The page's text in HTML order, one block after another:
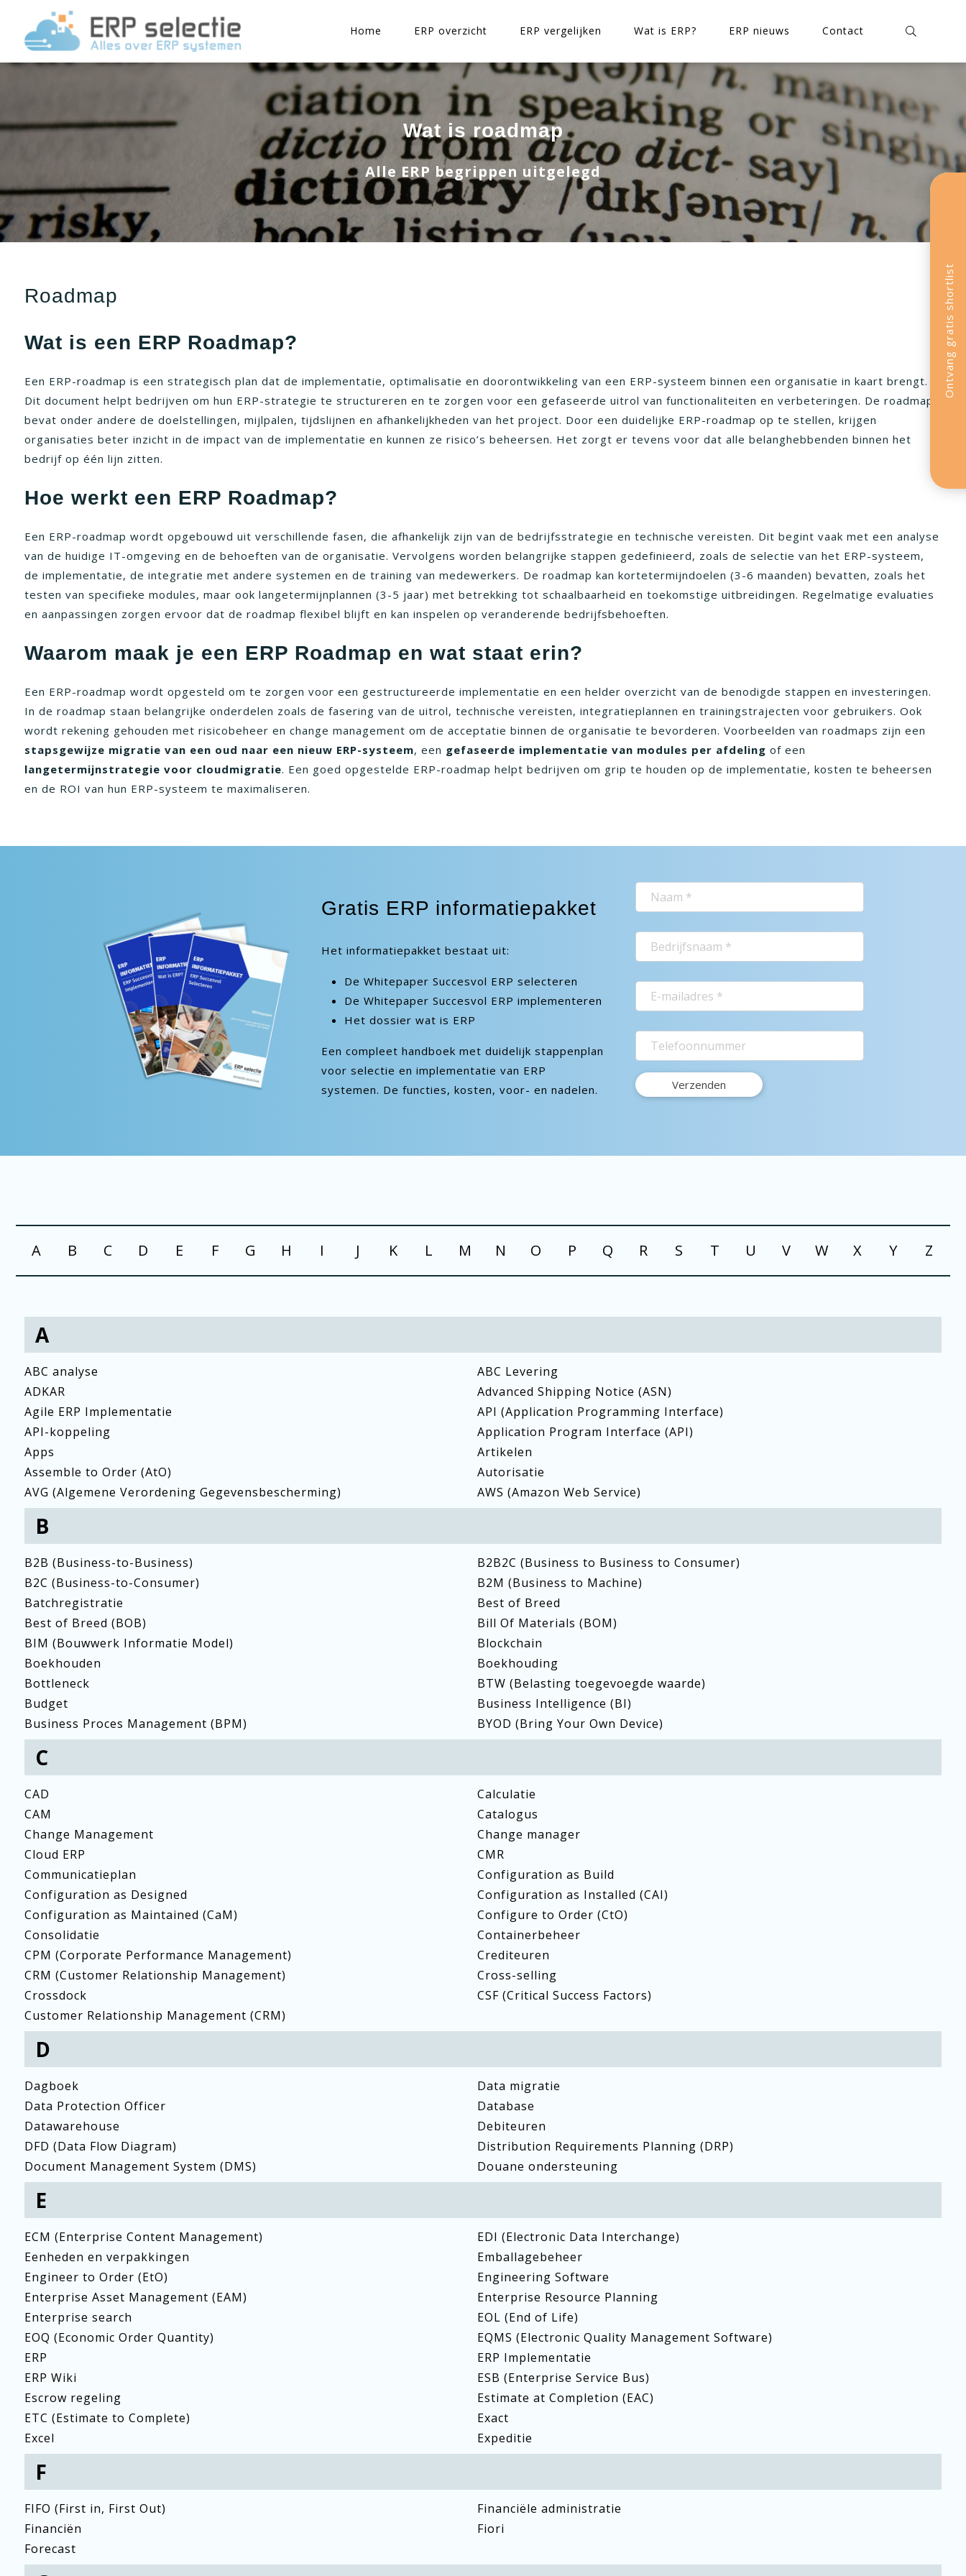
Home ERP overzicht ERP vergelijken Wat is ERP? ERP nieuws Contact
Ontvang gratis shortlist
Wat is roadmap
Alle ERP begrippen uitgelegd
Roadmap
Wat is een ERP Roadmap?
Een ERP-roadmap is een strategisch plan dat de implementatie, optimalisatie en doorontwikkeling van een ERP-systeem binnen een organisatie in kaart brengt.
Dit document helpt bedrijven om hun ERP-strategie te structureren en te zorgen voor een gefaseerde uitrol van functionaliteiten en verbeteringen. De roadmap
bevat onder andere de doelstellingen, mijlpalen, tijdslijnen en afhankelijkheden van het project. Door een duidelijke ERP-roadmap op te stellen, krijgen
organisaties beter inzicht in de impact van de implementatie en kunnen ze risico’s beheersen. Het zorgt er tevens voor dat alle belanghebbenden binnen het
bedrijf op één lijn zitten.
Hoe werkt een ERP Roadmap?
Een ERP-roadmap wordt opgebouwd uit verschillende fasen, die afhankelijk zijn van de bedrijfsstrategie en technische vereisten. Dit begint vaak met een analyse
van de huidige IT-omgeving en de behoeften van de organisatie. Vervolgens worden belangrijke stappen gedefinieerd, zoals de selectie van het ERP-systeem,
de implementatie, de integratie met andere systemen en de training van medewerkers. De roadmap kan kortetermijndoelen (3-6 maanden) bevatten, zoals het
testen van specifieke modules, maar ook langetermijnplannen (3-5 jaar) met betrekking tot schaalbaarheid en toekomstige uitbreidingen. Regelmatige evaluaties
en aanpassingen zorgen ervoor dat de roadmap flexibel blijft en kan inspelen op veranderende bedrijfsbehoeften.
Waarom maak je een ERP Roadmap en wat staat erin?
Een ERP-roadmap wordt opgesteld om te zorgen voor een gestructureerde implementatie en een helder overzicht van de benodigde stappen en investeringen.
In de roadmap staan belangrijke onderdelen zoals de fasering van de uitrol, technische vereisten, integratieplannen en trainingstrajecten voor gebruikers. Ook
wordt rekening gehouden met risicobeheer en change management om de acceptatie binnen de organisatie te bevorderen. Voorbeelden van roadmaps zijn een
stapsgewijze migratie van een oud naar een nieuw ERP-systeem, een gefaseerde implementatie van modules per afdeling of een
langetermijnstrategie voor cloudmigratie. Een goed opgestelde ERP-roadmap helpt bedrijven om grip te houden op de implementatie, kosten te beheersen
en de ROI van hun ERP-systeem te maximaliseren.
Gratis ERP informatiepakket
Het informatiepakket bestaat uit:
De Whitepaper Succesvol ERP selecteren
De Whitepaper Succesvol ERP implementeren
Het dossier wat is ERP
Een compleet handboek met duidelijk stappenplan
voor selectie en implementatie van ERP
systemen. De functies, kosten, voor- en nadelen.
A B C D E F G H I J K L M N O P Q R S T U V W X Y Z
A
ABC analyse
ABC Levering
ADKAR
Advanced Shipping Notice (ASN)
Agile ERP Implementatie
API (Application Programming Interface)
API-koppeling
Application Program Interface (API)
Apps
Artikelen
Assemble to Order (AtO)
Autorisatie
AVG (Algemene Verordening Gegevensbescherming)
AWS (Amazon Web Service)
B
B2B (Business-to-Business)
B2B2C (Business to Business to Consumer)
B2C (Business-to-Consumer)
B2M (Business to Machine)
Batchregistratie
Best of Breed
Best of Breed (BOB)
Bill Of Materials (BOM)
BIM (Bouwwerk Informatie Model)
Blockchain
Boekhouden
Boekhouding
Bottleneck
BTW (Belasting toegevoegde waarde)
Budget
Business Intelligence (BI)
Business Proces Management (BPM)
BYOD (Bring Your Own Device)
C
CAD
Calculatie
CAM
Catalogus
Change Management
Change manager
Cloud ERP
CMR
Communicatieplan
Configuration as Build
Configuration as Designed
Configuration as Installed (CAI)
Configuration as Maintained (CaM)
Configure to Order (CtO)
Consolidatie
Containerbeheer
CPM (Corporate Performance Management)
Crediteuren
CRM (Customer Relationship Management)
Cross-selling
Crossdock
CSF (Critical Success Factors)
Customer Relationship Management (CRM)
D
Dagboek
Data migratie
Data Protection Officer
Database
Datawarehouse
Debiteuren
DFD (Data Flow Diagram)
Distribution Requirements Planning (DRP)
Document Management System (DMS)
Douane ondersteuning
E
ECM (Enterprise Content Management)
EDI (Electronic Data Interchange)
Eenheden en verpakkingen
Emballagebeheer
Engineer to Order (EtO)
Engineering Software
Enterprise Asset Management (EAM)
Enterprise Resource Planning
Enterprise search
EOL (End of Life)
EOQ (Economic Order Quantity)
EQMS (Electronic Quality Management Software)
ERP
ERP Implementatie
ERP Wiki
ESB (Enterprise Service Bus)
Escrow regeling
Estimate at Completion (EAC)
ETC (Estimate to Complete)
Exact
Excel
Expeditie
F
FIFO (First in, First Out)
Financiële administratie
Financiën
Fiori
Forecast